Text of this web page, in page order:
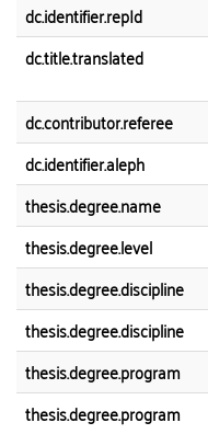
dc.identifier.repId
dc.title.translated
dc.contributor.referee
dc.identifier.aleph
thesis.degree.name
thesis.degree.level
thesis.degree.discipline
thesis.degree.discipline
thesis.degree.program
thesis.degree.program